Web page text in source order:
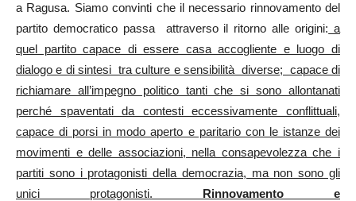
a Ragusa. Siamo convinti che il necessario rinnovamento del
partito democratico passa attraverso il ritorno alle origini: a
quel partito capace di essere casa accogliente e luogo di
dialogo e di sintesi tra culture e sensibilità diverse; capace di
richiamare all’impegno politico tanti che si sono allontanati
perché spaventati da contesti eccessivamente conflittuali,
capace di porsi in modo aperto e paritario con le istanze dei
movimenti e delle associazioni, nella consapevolezza che i
partiti sono i protagonisti della democrazia, ma non sono gli
unici protagonisti. Rinnovamento e